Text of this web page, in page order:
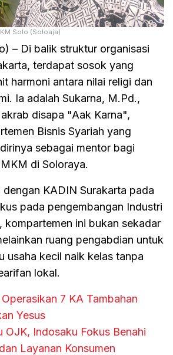
Solo (Soloaja)
– Di balik struktur organisasi
terdapat sosok yang
harmoni antara nilai religi dan
Ia adalah Sukarna, M.Pd.,
disapa "Aak Karna",
Bisnis Syariah yang
sebagai mentor bagi
di Soloraya.
KADIN Surakarta pada
pada pengembangan Industri
kompartemen ini bukan sekadar
ruang pengabdian untuk
usaha kecil naik kelas tanpa
lokal.
7 KA Tambahan
Yesus
OJK, Indosaku Fokus Benahi
Layanan Konsumen